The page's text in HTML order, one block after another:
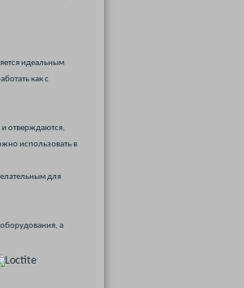
идеальным
как с
отверждаются,
использовать в
для
а